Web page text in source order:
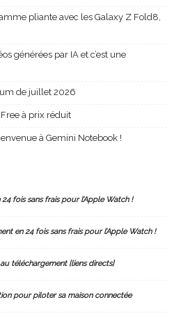
pliante avec les Galaxy Z Fold8,
générées par IA et c’est une
de juillet 2026
à prix réduit
à Gemini Notebook !
fois sans frais pour l’Apple Watch !
en 24 fois sans frais pour l’Apple Watch !
téléchargement [liens directs]
pour piloter sa maison connectée